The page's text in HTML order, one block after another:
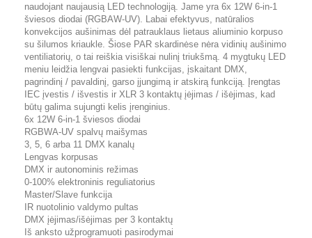
naudojant naujausią LED technologiją. Jame yra 6x 12W 6-in-1
šviesos diodai (RGBAW-UV). Labai efektyvus, natūralios
konvekcijos aušinimas dėl patrauklaus lietaus aliuminio korpuso
su šilumos kriaukle. Šiose PAR skardinėse nėra vidinių aušinimo
ventiliatorių, o tai reiškia visiškai nulinį triukšmą. 4 mygtukų LED
meniu leidžia lengvai pasiekti funkcijas, įskaitant DMX,
pagrindinį / pavaldinį, garso įjungimą ir atskirą funkciją. Įrengtas
IEC įvestis / išvestis ir XLR 3 kontaktų įėjimas / išėjimas, kad
būtų galima sujungti kelis įrenginius.
6x 12W 6-in-1 šviesos diodai
RGBWA-UV spalvų maišymas
3, 5, 6 arba 11 DMX kanalų
Lengvas korpusas
DMX ir autonominis režimas
0-100% elektroninis reguliatorius
Master/Slave funkcija
IR nuotolinio valdymo pultas
DMX įėjimas/išėjimas per 3 kontaktų
Iš anksto užprogramuoti pasirodymai